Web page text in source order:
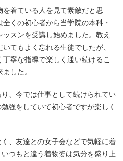
を着ている人を見て素敵だと思
全くの初心者から当学院の本科・
ッスンを受講し始めました。教え
いてもよく忘れる生徒でしたが、
丁寧な指導で楽しく通い続けるこ
した。
、今では仕事として続けられてい
強をしていて初心者ですが楽しく
、友達との女子会などで気軽に着
つもと違う着物姿は気分を盛り上